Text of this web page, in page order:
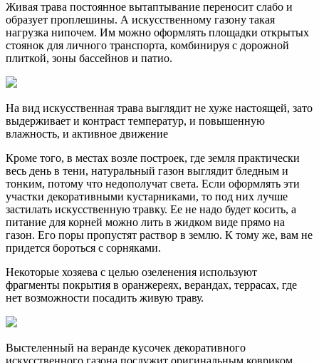
Живая трава постоянное вытаптывание переносит слабо и
образует проплешины. А искусственному газону такая
нагрузка нипочем. Им можно оформлять площадки открытых
стоянок для личного транспорта, комбинируя с дорожной
плиткой, зоны бассейнов и патио.
На вид искусственная трава выглядит не хуже настоящей, зато
выдерживает и контраст температур, и повышенную
влажность, и активное движение
Кроме того, в местах возле построек, где земля практически
весь день в тени, натуральный газон выглядит бледным и
тонким, потому что недополучат света. Если оформлять эти
участки декоративными кустарниками, то под них лучше
застилать искусственную травку. Ее не надо будет косить, а
питание для корней можно лить в жидком виде прямо на
газон. Его поры пропустят раствор в землю. К тому же, вам не
придется бороться с сорняками.
Некоторые хозяева с целью озеленения используют
фрагменты покрытия в оранжереях, верандах, террасах, где
нет возможности посадить живую траву.
Выстеленный на веранде кусочек декоративного